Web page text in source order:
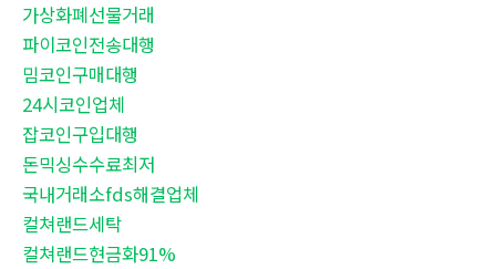
가상화폐선물거래
파이코인전송대행
밈코인구매대행
24시코인업체
잡코인구입대행
돈믹싱수수료최저
국내거래소fds해결업체
컬쳐랜드세탁
컬쳐랜드현금화91%